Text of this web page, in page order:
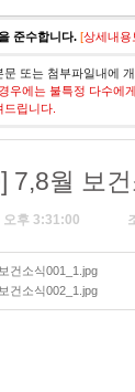
준수합니다. [상세내용
또는 첨부파일내에
우에는 불특정 다수에
립니다.
7,8월 보건
오후 3:31:00
건소식001_1.jpg
건소식002_1.jpg